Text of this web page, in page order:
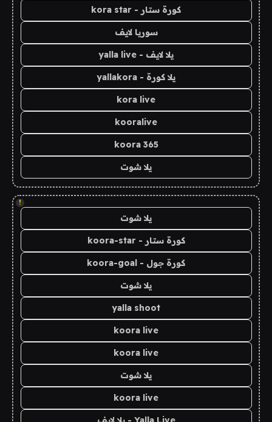
كورة ستار - kora star
سوريا لايف
يلا لايف - yalla live
يلا كورة - yallakora
kora live
kooralive
koora 365
يلا شوت
!
يلا شوت
كورة ستار - koora-star
كورة جول - koora-goal
يلا شوت
yalla shoot
koora live
koora live
يلا شوت
koora live